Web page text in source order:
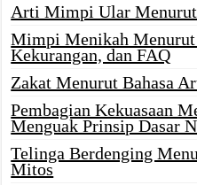
Arti Mimpi Ular
Mimpi Menikah
Kekurangan, dan FAQ
Zakat Menurut Bahasa
Pembagian Kekuasaan
Menguak Prinsip Dasar
Telinga Berdenging
Mitos